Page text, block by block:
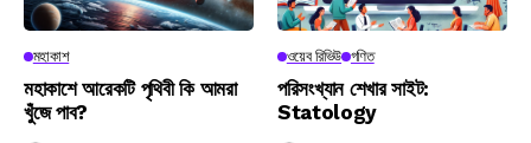
মহাকাশ
মহাকাশে আরেকটি পৃথিবী কি আমরা
খুঁজে পাব?
ওয়েব রিভিউ গণিত
পরিসংখ্যান শেখার সাইট:
Statology